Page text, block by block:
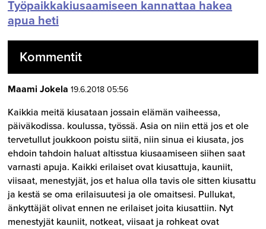
Työpaikkakiusaamiseen kannattaa hakea
apua heti
Kommentit
Maami Jokela 19.6.2018 05:56
Kaikkia meitä kiusataan jossain elämän vaiheessa,
päiväkodissa. koulussa, työssä. Asia on niin että jos et ole
tervetullut joukkoon poistu siitä, niin sinua ei kiusata, jos
ehdoin tahdoin haluat altisstua kiusaamiseen siihen saat
varnasti apuja. Kaikki erilaiset ovat kiusattuja, kauniit,
viisaat, menestyjät, jos et halua olla tavis ole sitten kiusattu
ja kestä se oma erilaisuutesi ja ole omaitsesi. Pullukat,
änkyttäjät olivat ennen ne erilaiset joita kiusattiin. Nyt
menestyjät kauniit, notkeat, viisaat ja rohkeat ovat